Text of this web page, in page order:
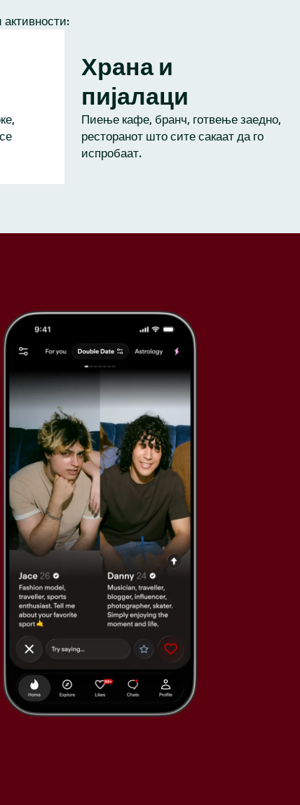
Храна и
пијалаци
Пиење кафе, бранч, готвење заедно,
ресторанот што сите сакаат да го
испробаат.